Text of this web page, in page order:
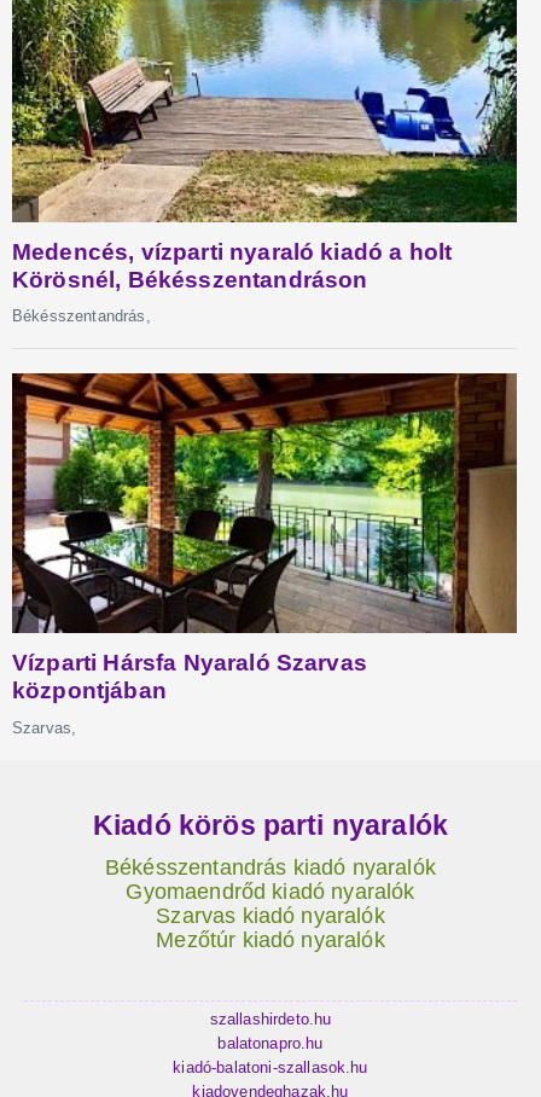
Kiadó körös parti nyaralók
Békésszentandrás kiadó nyaralók
Gyomaendrőd kiadó nyaralók
Szarvas kiadó nyaralók
Mezőtúr kiadó nyaralók
szallashirdeto.hu
balatonapro.hu
kiadó-balatoni-szallasok.hu
kiadovendeghazak.hu